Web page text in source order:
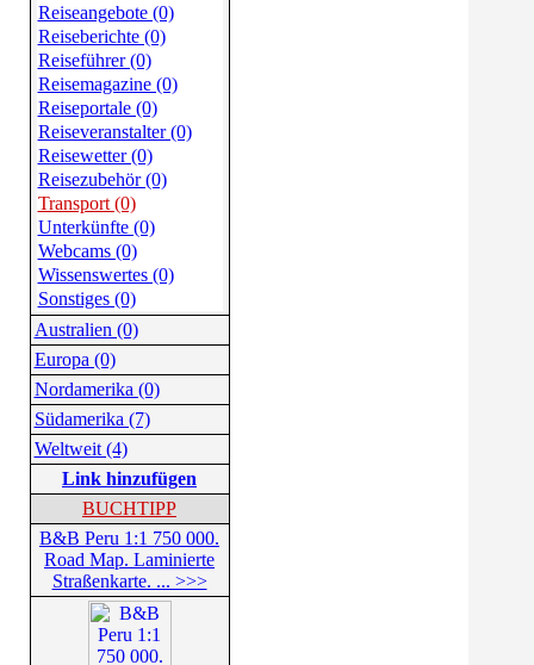
Reiseangebote (0)
Reiseberichte (0)
Reiseführer (0)
Reisemagazine (0)
Reiseportale (0)
Reiseveranstalter (0)
Reisewetter (0)
Reisezubehör (0)
Transport (0)
Unterkünfte (0)
Webcams (0)
Wissenswertes (0)
Sonstiges (0)
Australien (0)
Europa (0)
Nordamerika (0)
Südamerika (7)
Weltweit (4)
Link hinzufügen
BUCHTIPP
B&B Peru 1:1 750 000.
Road Map. Laminierte
Straßenkarte. ... >>>